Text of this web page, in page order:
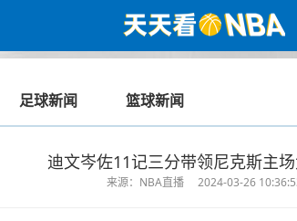
足球新闻 篮球新闻
迪文岑佐11记三分带领尼克斯主
来源：NBA直播 2024-03-26